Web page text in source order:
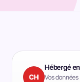
CH
Hébergé
Vos